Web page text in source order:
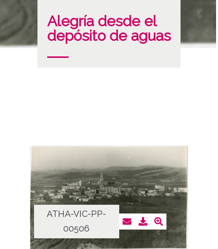
Alegría desde el
depósito de aguas
ATHA-VIC-PP-
00506